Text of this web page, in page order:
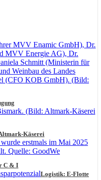
Käserei
C & I
Logistik: E-Flotte